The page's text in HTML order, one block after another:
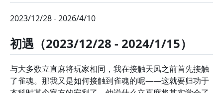
2023/12/28 - 2026/4/10
初遇（2023/12/28 - 2024/1/15）
与大多数立直麻将玩家相同，我在接触天凤之前首先接触
了雀魂。那我又是如何接触到雀魂的呢——这就要归功于